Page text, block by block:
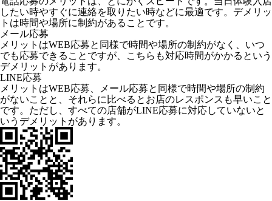
したい時やすぐに連絡を取りたい時などに最適です。デメリッ
トは時間や場所に制約があることです。
メール応募
メリットはWEB応募と同様で時間や場所の制約がなく、いつ
でも応募できることですが、こちらも対応時間がかかるという
デメリットがあります。
LINE応募
メリットはWEB応募、メール応募と同様で時間や場所の制約
がないことと、それらに比べるとお店のレスポンスも早いこと
です。ただし、すべての店舗がLINE応募に対応していないと
いうデメリットがあります。